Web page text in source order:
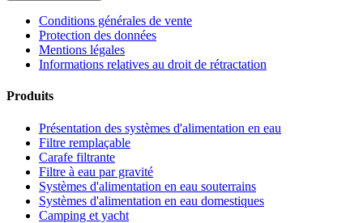
Conditions générales de vente
Protection des données
Mentions légales
Informations relatives au droit de rétractation
Produits
Présentation des systèmes d'alimentation en eau
Filtre remplaçable
Carafe filtrante
Filtre à eau par gravité
Systèmes d'alimentation en eau souterrains
Systèmes d'alimentation en eau domestiques
Camping et yacht